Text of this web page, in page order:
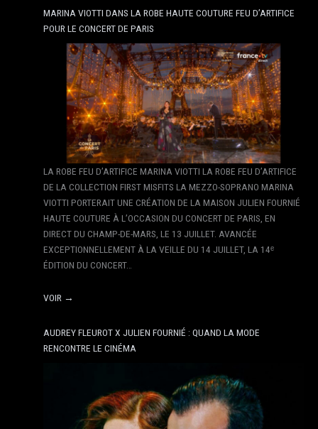
MARINA VIOTTI DANS LA ROBE HAUTE COUTURE FEU D’ARTIFICE
POUR LE CONCERT DE PARIS
LA ROBE FEU D’ARTIFICE MARINA VIOTTI LA ROBE FEU D’ARTIFICE
DE LA COLLECTION FIRST MISFITS LA MEZZO-SOPRANO MARINA
VIOTTI PORTERAIT UNE CRÉATION DE LA MAISON JULIEN FOURNIÉ
HAUTE COUTURE À L’OCCASION DU CONCERT DE PARIS, EN
DIRECT DU CHAMP-DE-MARS, LE 13 JUILLET. AVANCÉE
EXCEPTIONNELLEMENT À LA VEILLE DU 14 JUILLET, LA 14ᵉ
ÉDITION DU CONCERT…
VOIR →
AUDREY FLEUROT X JULIEN FOURNIÉ : QUAND LA MODE
RENCONTRE LE CINÉMA